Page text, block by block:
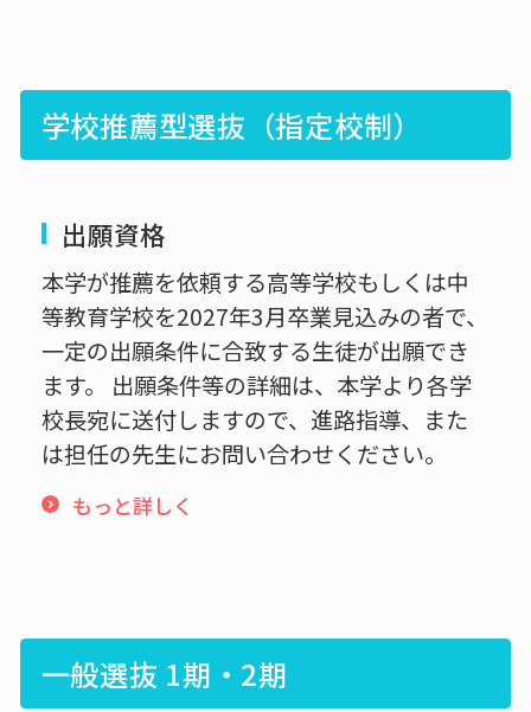
学校推薦型選抜（指定校制）
出願資格
本学が推薦を依頼する高等学校もしくは中
等教育学校を2027年3月卒業見込みの者で、
一定の出願条件に合致する生徒が出願でき
ます。 出願条件等の詳細は、本学より各学
校長宛に送付しますので、進路指導、また
は担任の先生にお問い合わせください。
もっと詳しく
一般選抜 1期・2期